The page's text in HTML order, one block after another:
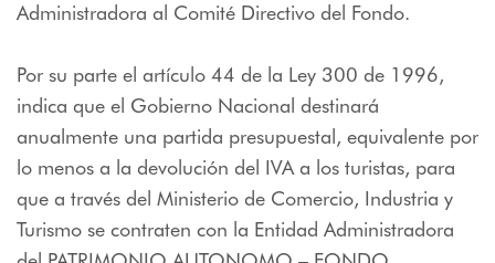
Administradora al Comité Directivo del Fondo.
Por su parte el artículo 44 de la Ley 300 de 1996,
indica que el Gobierno Nacional destinará
anualmente una partida presupuestal, equivalente por
lo menos a la devolución del IVA a los turistas, para
que a través del Ministerio de Comercio, Industria y
Turismo se contraten con la Entidad Administradora